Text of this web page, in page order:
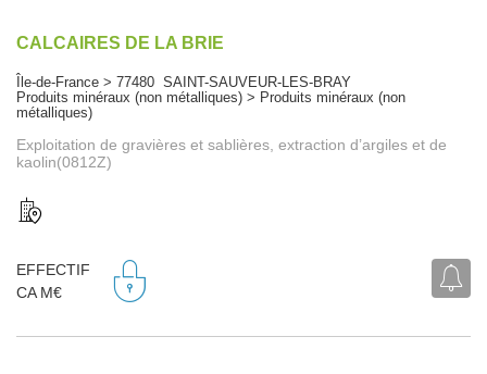
CALCAIRES DE LA BRIE
Île-de-France > 77480 SAINT-SAUVEUR-LES-BRAY
Produits minéraux (non métalliques) > Produits minéraux (non
métalliques)
Exploitation de gravières et sablières, extraction d’argiles et de
kaolin(0812Z)
EFFECTIF
CA M€